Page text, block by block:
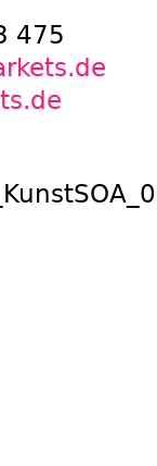
475